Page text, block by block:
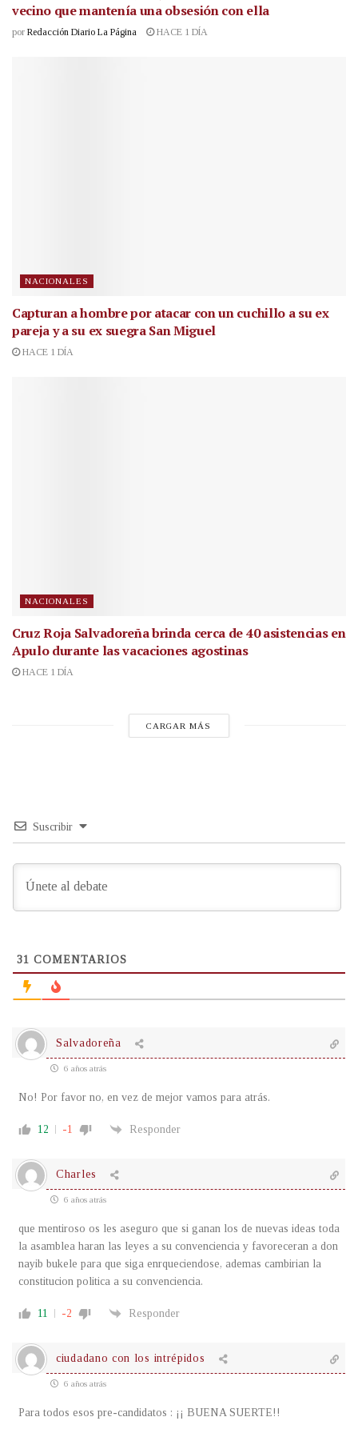
vecino que mantenía una obsesión con ella
por Redacción Diario La Página HACE 1 DÍA
NACIONALES
Capturan a hombre por atacar con un cuchillo a su ex
pareja y a su ex suegra San Miguel
HACE 1 DÍA
NACIONALES
Cruz Roja Salvadoreña brinda cerca de 40 asistencias en
Apulo durante las vacaciones agostinas
HACE 1 DÍA
CARGAR MÁS
Suscribir
31 COMENTARIOS
Salvadoreña
6 años atrás
No! Por favor no, en vez de mejor vamos para atrás.
12 -1 Responder
Charles
6 años atrás
que mentiroso os les aseguro que si ganan los de nuevas ideas toda
la asamblea haran las leyes a su convenciencia y favoreceran a don
nayib bukele para que siga enrqueciendose, ademas cambirian la
constitucion politica a su convenciencia.
11 -2 Responder
ciudadano con los intrépidos
6 años atrás
Para todos esos pre-candidatos : ¡¡ BUENA SUERTE!!